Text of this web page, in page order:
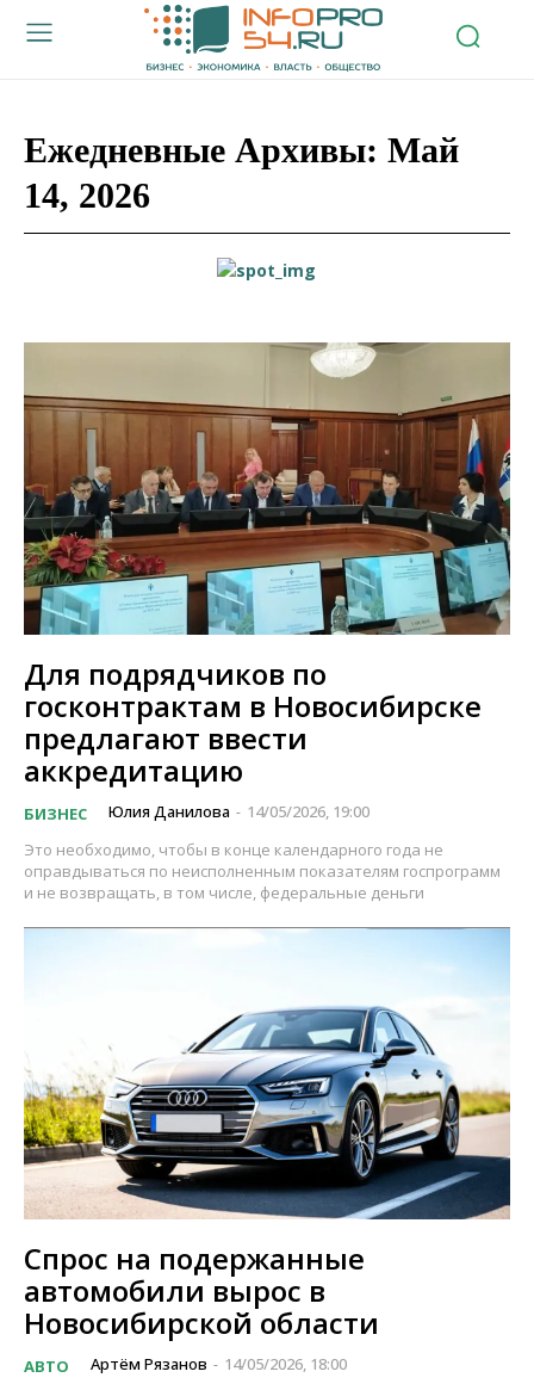
Ежедневные Архивы: Май
14, 2026
Для подрядчиков по
госконтрактам в Новосибирске
предлагают ввести
аккредитацию
БИЗНЕС Юлия Данилова - 14/05/2026, 19:00
Это необходимо, чтобы в конце календарного года не
оправдываться по неисполненным показателям госпрограмм
и не возвращать, в том числе, федеральные деньги
Спрос на подержанные
автомобили вырос в
Новосибирской области
АВТО Артём Рязанов - 14/05/2026, 18:00